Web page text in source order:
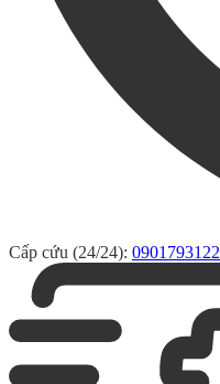
Cấp cứu (24/24): 0901793122